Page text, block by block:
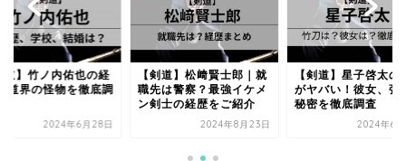
道】竹ノ内佑也の経
道界の怪物を徹底調
2024年6月28日
【剣道】松﨑賢士郎｜就
職先は警察？最強イケメ
ン剣士の経歴をご紹介
2024年8月23日
【剣道】星子啓太の
がヤバい！彼女、強
秘密を徹底調査
2024年6